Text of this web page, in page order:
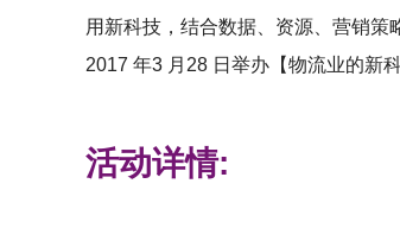
用新科技，结合数据、资源、营销
2017 年3 月28 日举办【物流业的新
活动详情: